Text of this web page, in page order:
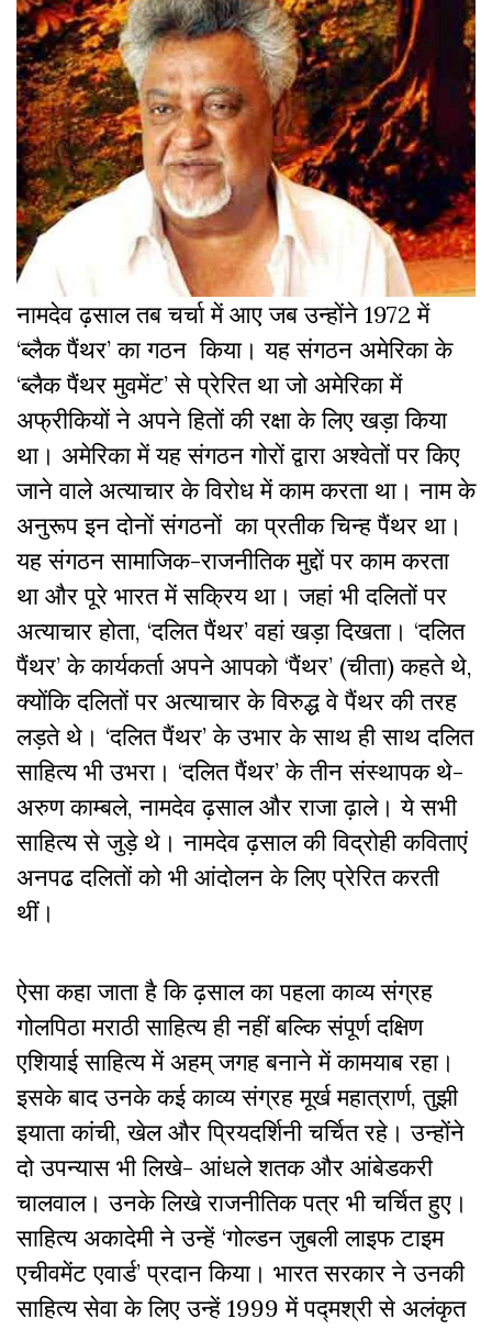
नामदेव ढ़साल तब चर्चा में आए जब उन्होंने 1972 में
‘ब्लैक पैंथर’ का गठन किया। यह संगठन अमेरिका के
‘ब्लैक पैंथर मुवमेंट’ से प्रेरित था जो अमेरिका में
अफ्रीकियों ने अपने हितों की रक्षा के लिए खड़ा किया
था। अमेरिका में यह संगठन गोरों द्वारा अश्वेतों पर किए
जाने वाले अत्याचार के विरोध में काम करता था। नाम के
अनुरूप इन दोनों संगठनों का प्रतीक चिन्ह पैंथर था।
यह संगठन सामाजिक-राजनीतिक मुद्दों पर काम करता
था और पूरे भारत में सक्रिय था। जहां भी दलितों पर
अत्याचार होता, ‘दलित पैंथर’ वहां खड़ा दिखता। ‘दलित
पैंथर’ के कार्यकर्ता अपने आपको ‘पैंथर’ (चीता) कहते थे,
क्योंकि दलितों पर अत्याचार के विरुद्ध वे पैंथर की तरह
लड़ते थे। ‘दलित पैंथर’ के उभार के साथ ही साथ दलित
साहित्य भी उभरा। ‘दलित पैंथर’ के तीन संस्थापक थे-
अरुण काम्बले, नामदेव ढ़साल और राजा ढ़ाले। ये सभी
साहित्य से जुड़े थे। नामदेव ढ़साल की विद्रोही कविताएं
अनपढ दलितों को भी आंदोलन के लिए प्रेरित करती
थीं।
ऐसा कहा जाता है कि ढ़साल का पहला काव्य संग्रह
गोलपिठा मराठी साहित्य ही नहीं बल्कि संपूर्ण दक्षिण
एशियाई साहित्य में अहम् जगह बनाने में कामयाब रहा।
इसके बाद उनके कई काव्य संग्रह मूर्ख महात्रार्ण, तुझी
इयाता कांची, खेल और प्रियदर्शिनी चर्चित रहे। उन्होंने
दो उपन्यास भी लिखे- आंधले शतक और आंबेडकरी
चालवाल। उनके लिखे राजनीतिक पत्र भी चर्चित हुए।
साहित्य अकादेमी ने उन्हें ‘गोल्डन जुबली लाइफ टाइम
एचीवमेंट एवार्ड’ प्रदान किया। भारत सरकार ने उनकी
साहित्य सेवा के लिए उन्हें 1999 में पद्मश्री से अलंकृत